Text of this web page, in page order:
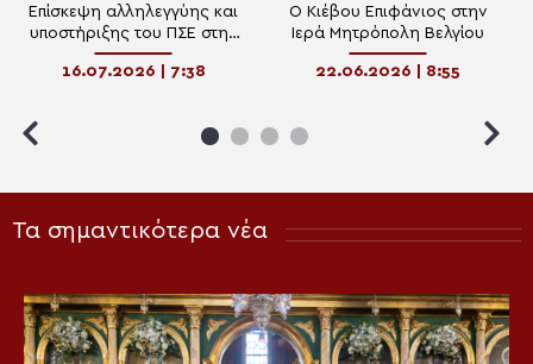
Επίσκεψη αλληλεγγύης και
υποστήριξης του ΠΣΕ στην
Ουκρανία
16.07.2026 | 7:38
Ο Κιέβου Επιφάνιος στην
Ιερά Μητρόπολη Βελγίου
22.06.2026 | 8:55
Τα σημαντικότερα νέα